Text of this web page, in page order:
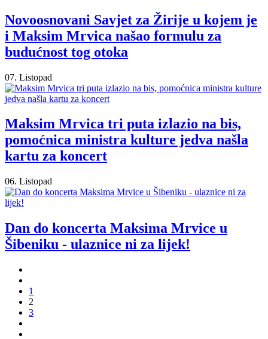
Novoosnovani Savjet za Žirije u kojem je
i Maksim Mrvica našao formulu za
budućnost tog otoka
07. Listopad
Maksim Mrvica tri puta izlazio na bis,
pomoćnica ministra kulture jedva našla
kartu za koncert
06. Listopad
Dan do koncerta Maksima Mrvice u
Šibeniku - ulaznice ni za lijek!
1
2
3